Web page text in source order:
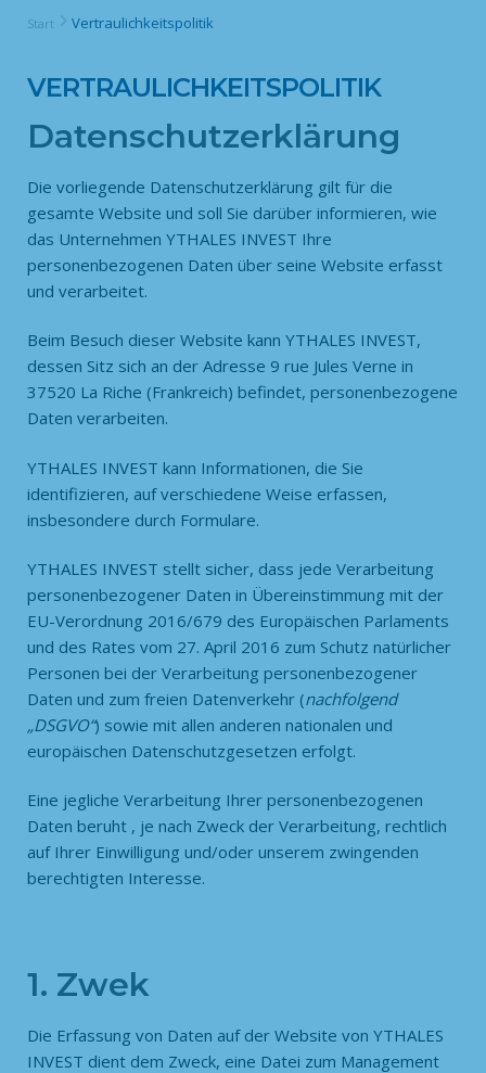
Start Vertraulichkeitspolitik
VERTRAULICHKEITSPOLITIK
Datenschutzerklärung
Die vorliegende Datenschutzerklärung gilt für die
gesamte Website und soll Sie darüber informieren, wie
das Unternehmen YTHALES INVEST Ihre
personenbezogenen Daten über seine Website erfasst
und verarbeitet.
Beim Besuch dieser Website kann YTHALES INVEST,
dessen Sitz sich an der Adresse 9 rue Jules Verne in
37520 La Riche (Frankreich) befindet, personenbezogene
Daten verarbeiten.
YTHALES INVEST kann Informationen, die Sie
identifizieren, auf verschiedene Weise erfassen,
insbesondere durch Formulare.
YTHALES INVEST stellt sicher, dass jede Verarbeitung
personenbezogener Daten in Übereinstimmung mit der
EU-Verordnung 2016/679 des Europäischen Parlaments
und des Rates vom 27. April 2016 zum Schutz natürlicher
Personen bei der Verarbeitung personenbezogener
Daten und zum freien Datenverkehr (nachfolgend
„DSGVO“) sowie mit allen anderen nationalen und
europäischen Datenschutzgesetzen erfolgt.
Eine jegliche Verarbeitung Ihrer personenbezogenen
Daten beruht , je nach Zweck der Verarbeitung, rechtlich
auf Ihrer Einwilligung und/oder unserem zwingenden
berechtigten Interesse.
1. Zwek
Die Erfassung von Daten auf der Website von YTHALES
INVEST dient dem Zweck, eine Datei zum Management